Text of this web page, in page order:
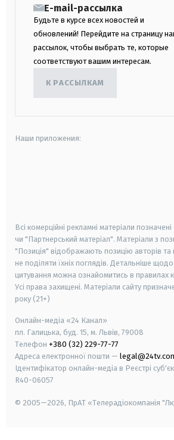
E-mail-рассылка
Будьте в курсе всех новостей и
обновлений! Перейдите на страницу
рассылок, чтобы выбрать те, которые
соответствуют вашим интересам.
К РАССЫЛКАМ
Наши приложения:
Всі комерційні рекламні матеріали
чи "Партнерський матеріал". Матеріали з
"Позиція" відображають позицію авторів та
не поділяти їхніх поглядів. Детальніше
цитування можна ознайомитись в правилах
Усі права захищені. Матеріали сайту
року (21+)
Онлайн-медіа «24 Канал»
пл. Галицька, буд. 15, м. Львів, 79008
Телефон +380 (32) 229-77-77
Адреса електронної пошти —
Ідентифікатор онлайн-медіа в Реєстрі
R40-06057
© 2005—2026, ПрАТ «Телерадіокомпанія